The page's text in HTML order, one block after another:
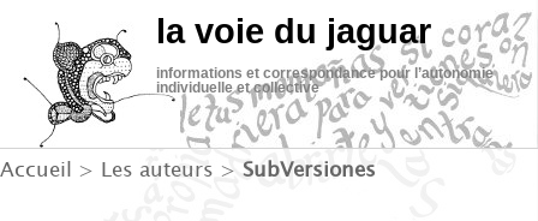
la voie du jaguar
informations et correspondance pour l’autonomie
individuelle et collective
Accueil > Les auteurs > SubVersiones